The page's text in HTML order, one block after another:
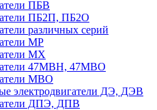
ПБВ
ПБ2П, ПБ2О
различных серий
МР
MX
47MBH, 47МВО
MBO
электродвигатели ДЭ, ДЭВ
ДПЭ, ДПВ